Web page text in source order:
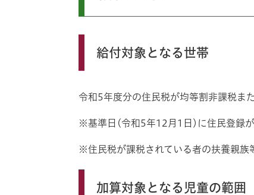
給付対象となる世帯
令和5年度分の住民税が均等割非課税ま
※基準日(令和5年12月1日)に住民登録が
※住民税が課税されている者の扶養親族
加算対象となる児童の範囲